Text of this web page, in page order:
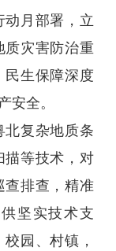
月部署，立
灾害防治重
生保障深度
全。
复杂地质条
等技术，对
排查，精准
坚实技术支
园、村镇，